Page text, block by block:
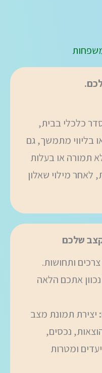
.
כלכלי בבית,
3 פגישות) או בליווי מתמשך, גם
תמורה או בעלות
מילוי שאלון
צרכים ותחושות.
אתכם הלאה
יצירת תמונת מצב
נכסים,
ומטרות